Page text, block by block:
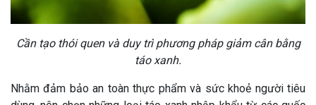
Cần tạo thói quen và duy trì phương pháp giảm cân bằng
táo xanh.
Nhằm đảm bảo an toàn thực phẩm và sức khoẻ người tiêu